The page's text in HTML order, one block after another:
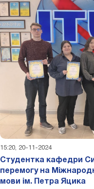
15:20, 20-11-2024
Студентка кафедри
перемогу на
мови ім. Петра Яцика